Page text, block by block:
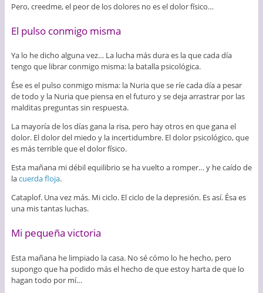
Pero, creedme, el peor de los dolores no es el dolor físico…
El pulso conmigo misma
Ya lo he dicho alguna vez… La lucha más dura es la que cada día
tengo que librar conmigo misma: la batalla psicológica.
Ése es el pulso conmigo misma: la Nuria que se ríe cada día a pesar
de todo y la Nuria que piensa en el futuro y se deja arrastrar por las
malditas preguntas sin respuesta.
La mayoría de los días gana la risa, pero hay otros en que gana el
dolor. El dolor del miedo y la incertidumbre. El dolor psicológico, que
es más terrible que el dolor físico.
Esta mañana mi débil equilibrio se ha vuelto a romper… y he caído de
lacuerda floja.
Cataplof. Una vez más. Mi ciclo. El ciclo de la depresión. Es así. Ésa es
una mis tantas luchas.
Mi pequeña victoria
Esta mañana he limpiado la casa. No sé cómo lo he hecho, pero
supongo que ha podido más el hecho de que estoy harta de que lo
hagan todo por mí…